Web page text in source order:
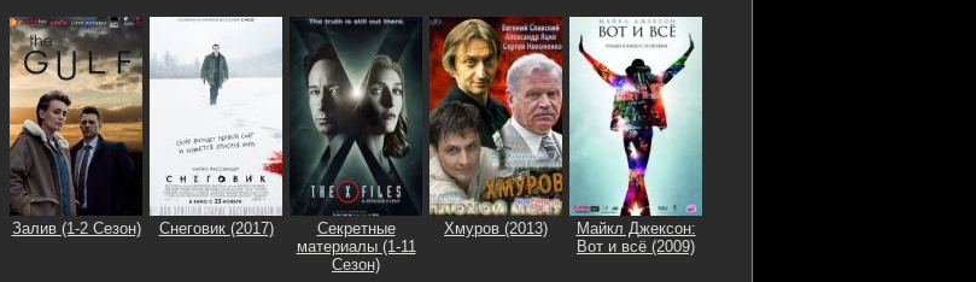
Залив (1-2 Сезон) Снеговик (2017)
Секретные
материалы (1-11
Сезон)
Хмуров (2013)
Майкл Джексон:
Вот и всё (2009)